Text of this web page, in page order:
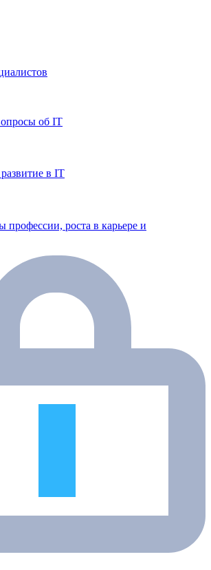
об IT
в IT
профессии, роста в карьере и